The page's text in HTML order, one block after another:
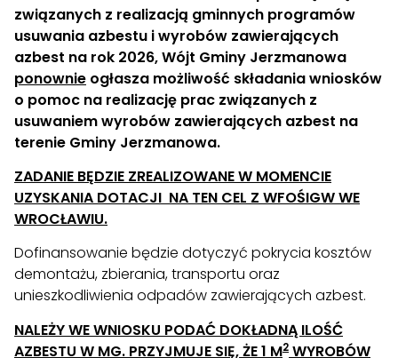
związanych z realizacją gminnych programów
usuwania azbestu i wyrobów zawierających
azbest na rok 2026, Wójt Gminy Jerzmanowa
ponownie ogłasza możliwość składania wniosków
o pomoc na realizację prac związanych z
usuwaniemwyrobów zawierających azbest na
terenie Gminy Jerzmanowa.
ZADANIE BĘDZIE ZREALIZOWANE W MOMENCIE
UZYSKANIA DOTACJI NA TEN CEL Z WFOŚIGW WE
WROCŁAWIU.
Dofinansowanie będzie dotyczyć pokrycia kosztów
demontażu, zbierania, transportu oraz
unieszkodliwienia odpadów zawierających azbest.
NALEŻY WE WNIOSKU PODAĆ DOKŁADNĄ ILOŚĆ
AZBESTU W MG. PRZYJMUJE SIĘ, ŻE 1 M2 WYROBÓW